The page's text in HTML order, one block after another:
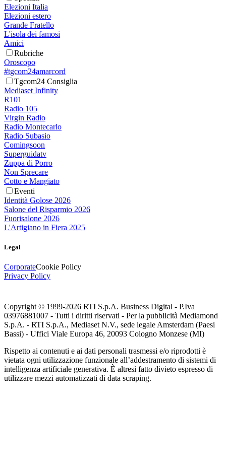
Elezioni Italia
Elezioni estero
Grande Fratello
L'isola dei famosi
Amici
Rubriche
Oroscopo
#tgcom24amarcord
Tgcom24 Consiglia
Mediaset Infinity
R101
Radio 105
Virgin Radio
Radio Montecarlo
Radio Subasio
Comingsoon
Superguidatv
Zuppa di Porro
Non Sprecare
Cotto e Mangiato
Eventi
Identità Golose 2026
Salone del Risparmio 2026
Fuorisalone 2026
L'Artigiano in Fiera 2025
Legal
CorporateCookie Policy
Privacy Policy
Copyright © 1999-2026 RTI S.p.A. Business Digital - P.Iva
03976881007 - Tutti i diritti riservati - Per la pubblicità Mediamond
S.p.A. - RTI S.p.A., Mediaset N.V., sede legale Amsterdam (Paesi
Bassi) - Uffici Viale Europa 46, 20093 Cologno Monzese (MI)
Rispetto ai contenuti e ai dati personali trasmessi e/o riprodotti è
vietata ogni utilizzazione funzionale all’addestramento di sistemi di
intelligenza artificiale generativa. È altresì fatto divieto espresso di
utilizzare mezzi automatizzati di data scraping.